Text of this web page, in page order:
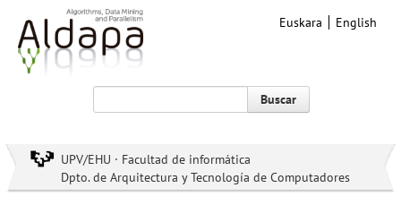
Euskara English
Buscar
UPV/EHU · Facultad de informática
Dpto. de Arquitectura y Tecnología de Computadores